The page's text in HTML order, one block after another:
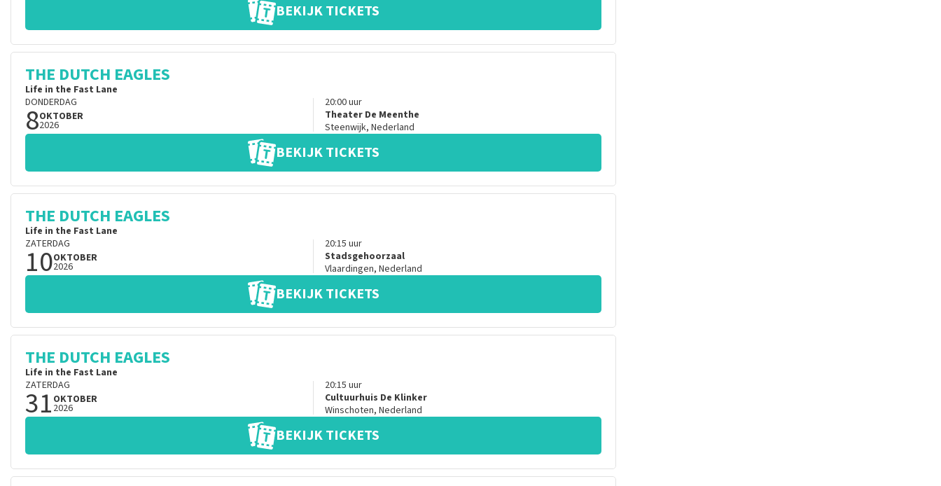
BEKIJK TICKETS
THE DUTCH EAGLES
Life in the Fast Lane
DONDERDAG
8OKTOBER
2026
20:00uur
Theater De Meenthe
Steenwijk, Nederland
BEKIJK TICKETS
THE DUTCH EAGLES
Life in the Fast Lane
ZATERDAG
10OKTOBER
2026
20:15 uur
Stadsgehoorzaal
Vlaardingen, Nederland
BEKIJK TICKETS
THE DUTCH EAGLES
Life in the Fast Lane
ZATERDAG
31 OKTOBER
2026
20:15 uur
Cultuurhuis De Klinker
Winschoten, Nederland
BEKIJK TICKETS